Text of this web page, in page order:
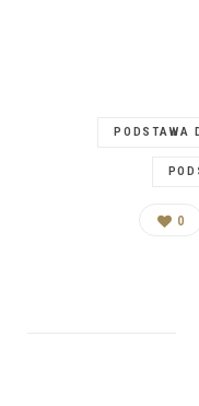
PODSTAWA
0